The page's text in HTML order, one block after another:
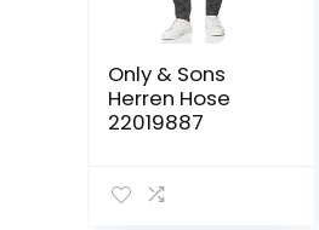
Only & Sons
Herren Hose
22019887